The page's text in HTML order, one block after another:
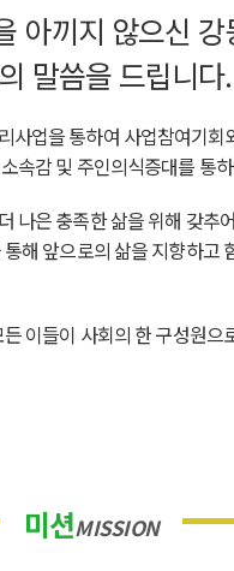
아끼지 않으신
말씀을 드립니다.
업을 통하여 사업참여기
속감 및 주인의식증대를 통
나은 충족한 삶을 위해 갖추
해 앞으로의 삶을 지향하고
이들이 사회의 한 구성원
미션MISSION